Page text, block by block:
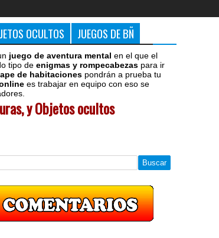
OCULTOS JUEGOS DE BÑ
juego de aventura mental en el que el
tipo de enigmas y rompecabezas para ir
de habitaciones pondrán a prueba tu
es trabajar en equipo con eso se
y Objetos ocultos